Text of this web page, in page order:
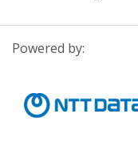
Powered by: